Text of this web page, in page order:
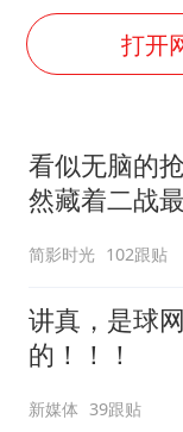
打开
看似无脑的
然藏着二战
简影时光 102跟贴
讲真，是球
的！！！
新媒体 39跟贴